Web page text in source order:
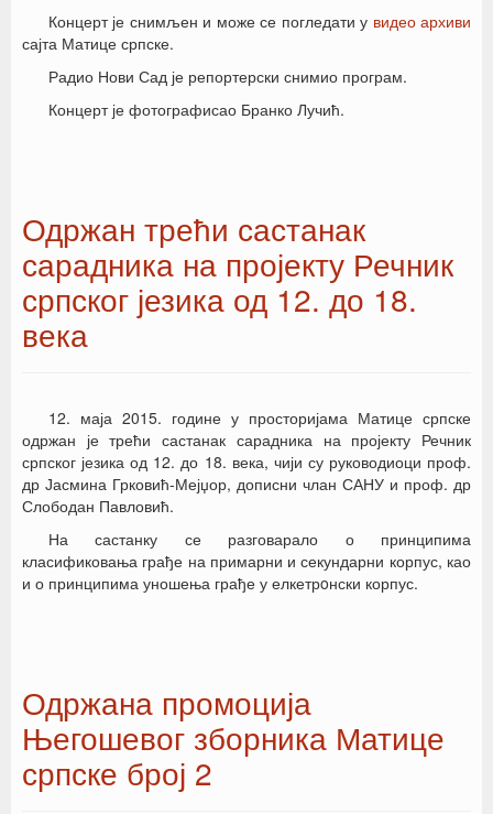
Концерт је снимљен и може се погледати у видео архиви
сајта Матице српске.
Радио Нови Сад је репортерски снимио програм.
Концерт је фотографисао Бранко Лучић.
Одржан трећи састанак
сарадника на пројекту Речник
српског језика од 12. до 18.
века
12. маја 2015. године у просторијама Матице српске
одржан је трећи састанак сарадника на пројекту Речник
српског језика од 12. до 18. века, чији су руководиоци проф.
др Јасмина Грковић-Мејџор, дописни члан САНУ и проф. др
Слободан Павловић.
На састанку се разговарало о принципима
класификовања грађе на примарни и секундарни корпус, као
и о принципима уношења грађе у елкетрoнски корпус.
Одржана промоција
Његошевог зборника Матице
српске број 2